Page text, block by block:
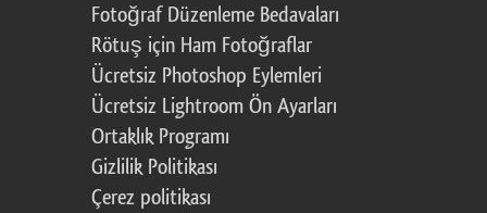
Fotoğraf Düzenleme Bedavaları
Rötuş için Ham Fotoğraflar
Ücretsiz Photoshop Eylemleri
Ücretsiz Lightroom Ön Ayarları
Ortaklık Programı
Gizlilik Politikası
Çerez politikası